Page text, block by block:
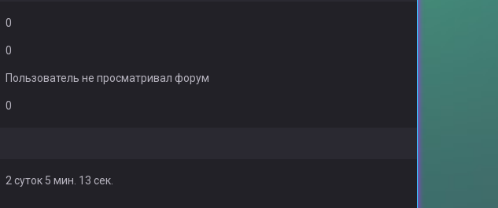
0
0
Пользователь не просматривал форум
0
2 суток 5 мин. 13 сек.